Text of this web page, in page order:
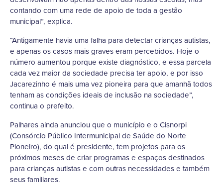
contando com uma rede de apoio de toda a gestão
municipal”, explica.
“Antigamente havia uma falha para detectar crianças autistas,
e apenas os casos mais graves eram percebidos. Hoje o
número aumentou porque existe diagnóstico, e essa parcela
cada vez maior da sociedade precisa ter apoio, e por isso
Jacarezinho é mais uma vez pioneira para que amanhã todos
tenham as condições ideais de inclusão na sociedade”,
continua o prefeito.
Palhares ainda anunciou que o município e o Cisnorpi
(Consórcio Público Intermunicipal de Saúde do Norte
Pioneiro), do qual é presidente, tem projetos para os
próximos meses de criar programas e espaços destinados
para crianças autistas e com outras necessidades e também
seus familiares.